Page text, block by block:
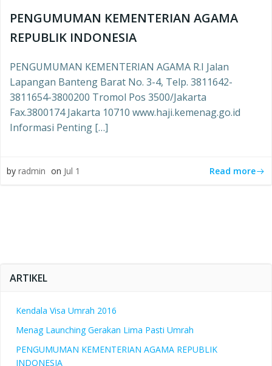
PENGUMUMAN KEMENTERIAN AGAMA
REPUBLIK INDONESIA
PENGUMUMAN KEMENTERIAN AGAMA R.I Jalan
Lapangan Banteng Barat No. 3-4, Telp. 3811642-
3811654-3800200 Tromol Pos 3500/Jakarta
Fax.3800174 Jakarta 10710 www.haji.kemenag.go.id
Informasi Penting […]
by radmin on Jul 1 Read more
ARTIKEL
Kendala Visa Umrah 2016
Menag Launching Gerakan Lima Pasti Umrah
PENGUMUMAN KEMENTERIAN AGAMA REPUBLIK
INDONESIA